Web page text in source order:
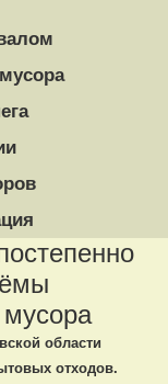
области
отходов.